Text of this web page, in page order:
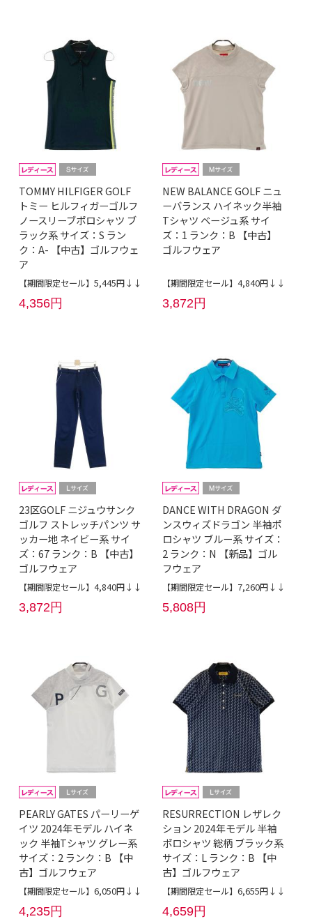
TOMMY HILFIGER GOLF
トミー ヒルフィガーゴルフ
ノースリーブポロシャツ ブ
ラック系 サイズ：S ラン
ク：A- 【中古】ゴルフウェ
ア
【期間限定セール】5,445円↓↓
4,356円
NEW BALANCE GOLF ニュ
ーバランス ハイネック半袖
Tシャツ ベージュ系 サイ
ズ：1 ランク：B 【中古】
ゴルフウェア
【期間限定セール】4,840円↓↓
3,872円
23区GOLF ニジュウサンク
ゴルフ ストレッチパンツ サ
ッカー地 ネイビー系 サイ
ズ：67 ランク：B 【中古】
ゴルフウェア
【期間限定セール】4,840円↓↓
3,872円
DANCE WITH DRAGON ダ
ンスウィズドラゴン 半袖ポ
ロシャツ ブルー系 サイズ：
2 ランク：N 【新品】ゴル
フウェア
【期間限定セール】7,260円↓↓
5,808円
PEARLY GATES パーリーゲ
イツ 2024年モデル ハイネ
ック 半袖Tシャツ グレー系
サイズ：2 ランク：B 【中
古】ゴルフウェア
【期間限定セール】6,050円↓↓
4,235円
RESURRECTION レザレク
ション 2024年モデル 半袖
ポロシャツ 総柄 ブラック系
サイズ：L ランク：B 【中
古】ゴルフウェア
【期間限定セール】6,655円↓↓
4,659円